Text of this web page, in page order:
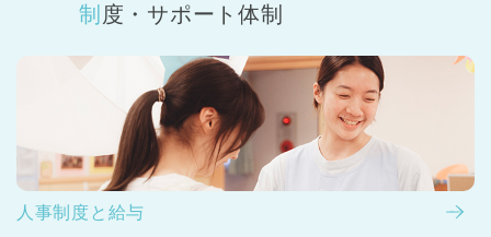
制度・サポート体制
人事制度と給与